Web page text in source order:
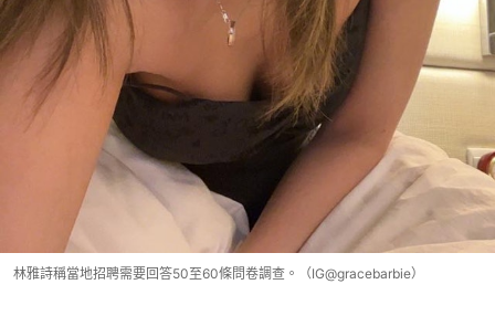
林雅詩稱當地招聘需要回答50至60條問卷調查。（IG@gracebarbie）